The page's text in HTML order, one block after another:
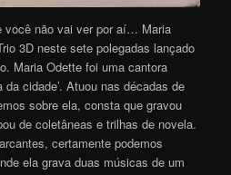
você não vai ver por aí… Maria
3D neste sete polegadas lançado
Maria Odette foi uma cantora
da cidade’. Atuou nas décadas de
sobre ela, consta que gravou
de coletâneas e trilhas de novela.
certamente podemos
ela grava duas músicas de um